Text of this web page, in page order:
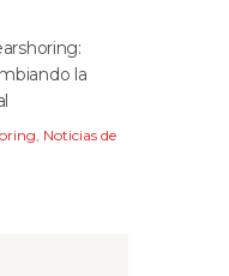
la
, Noticias de